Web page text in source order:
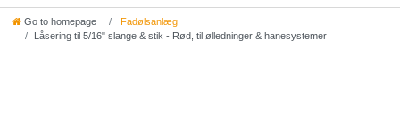
Go to homepage
Fadølsanlæg
Låsering til 5/16" slange & stik - Rød, til ølledninger & hanesystemer